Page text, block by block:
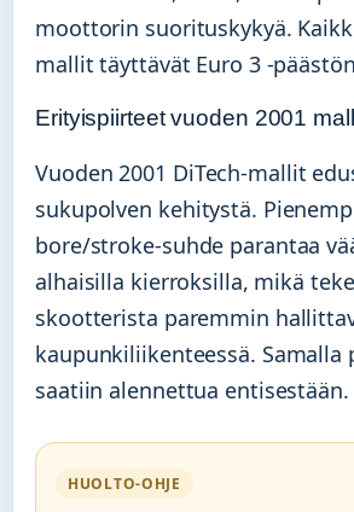
moottorin suorituskykyä.
mallit täyttävät Euro 3 -
Erityispiirteet vuoden 2001
Vuoden 2001 DiTech-mallit
sukupolven kehitystä.
bore/stroke-suhde parantaa
alhaisilla kierroksilla, mikä
skootterista paremmin
kaupunkiliikenteessä. Samalla
saatiin alennettua entisestään.
HUOLTO-OHJE